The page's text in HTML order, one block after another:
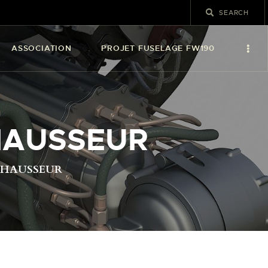
ASSOCIATION PROJET FUSELAGE FW190